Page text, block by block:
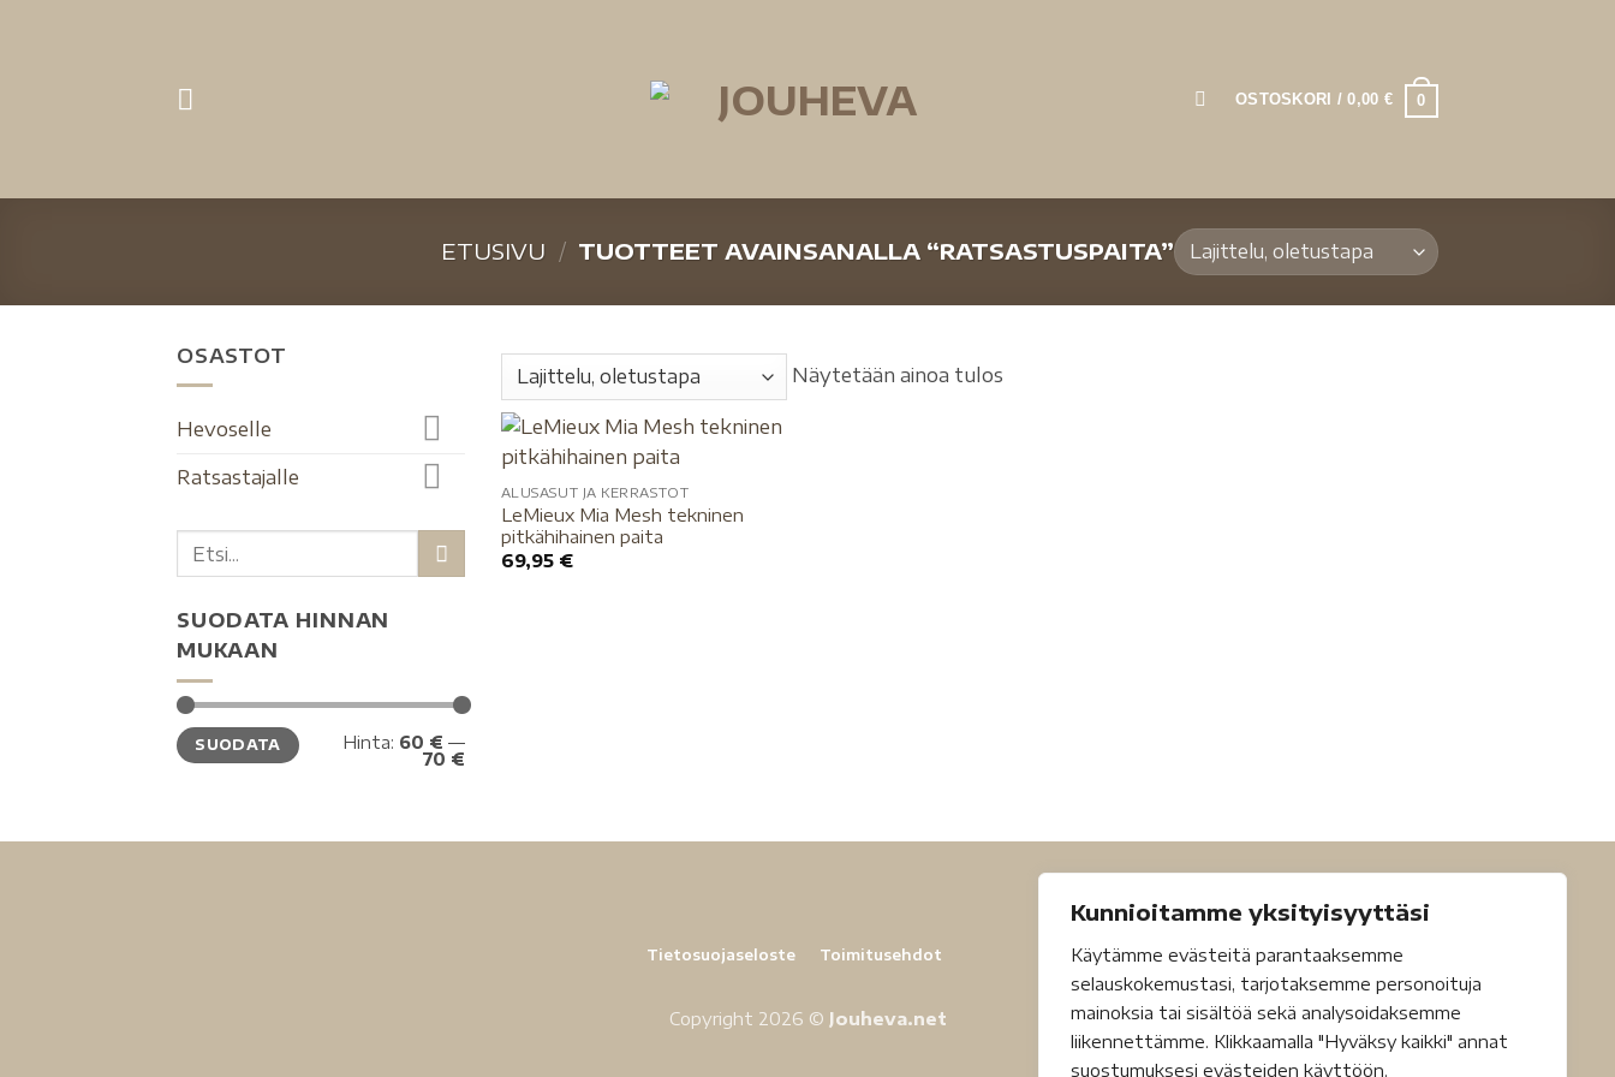
Kunnioitamme yksityisyyttäsi
Käytämme evästeitä parantaaksemme
selauskokemustasi, tarjotaksemme personoituja
mainoksia tai sisältöä sekä analysoidaksemme
liikennettämme. Klikkaamalla "Hyväksy kaikki" annat
suostumuksesi evästeiden käyttöön.
OSTOSKORI /0,00 € 0
ETUSIVU / TUOTTEET AVAINSANALLA “RATSASTUSPAITA”
OSASTOT
Hevoselle
Ratsastajalle
SUODATA HINNAN
MUKAAN
SUODATA Hinta: 60 € —
70 €
Näytetään ainoa tulos
ALUSASUT JA KERRASTOT
LeMieux Mia Mesh tekninen
pitkähihainen paita
69,95 €
Tietosuojaseloste Toimitusehdot
Copyright 2026 © Jouheva.net